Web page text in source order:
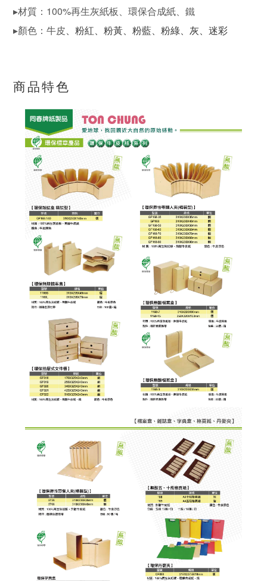
▸材質：100%再生灰紙板、環保合成紙、鐵
▸顏色：牛皮、粉紅、粉黃、粉藍、粉綠、灰、迷彩
商品特色